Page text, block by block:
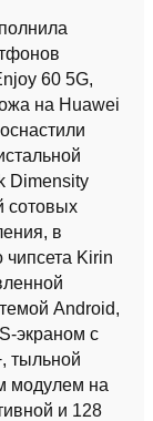
60 5G,
на Huawei
Dimensity
сотовых
в
чипсета Kirin
Android,
экраном с
тыльной
модулем на
и 128